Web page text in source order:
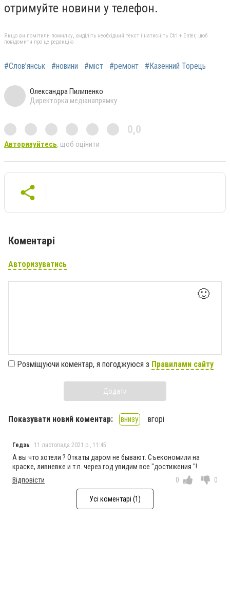
отримуйте новини у телефон.
Якщо ви помітили помилку, виділіть необхідний текст і натисніть Ctrl + Enter, щоб
повідомити про це редакцію
#Слов’янськ #новини #міст #ремонт #Казенний Торець
Олександра Пилипенко
Директорка медіанапрямку
0,0
Авторизуйтесь, щоб оцінити
Коментарі
Авторизуватись
🙂
Розміщуючи коментар, я погоджуюся з Правилами сайту
Додати
Показувати новий коментар: внизу вгорі
Гедзь 11 листопада 2021 р., 11:45
А вы что хотели ? Откаты даром не бывают. Съекономили на
краске, ливневке и т.п. через год увидим все "достижения "!
Відповісти
0 0
Усі коментарі (1)